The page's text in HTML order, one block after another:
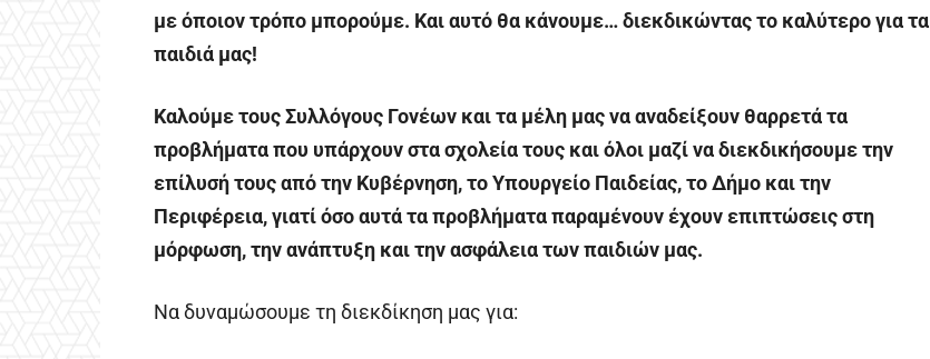
με όποιον τρόπο μπορούμε. Και αυτό θα κάνουμε… διεκδικώντας το καλύτερο για τα
παιδιά μας!
Καλούμε τους Συλλόγους Γονέων και τα μέλη μας να αναδείξουν θαρρετά τα
προβλήματα που υπάρχουν στα σχολεία τους και όλοι μαζί να διεκδικήσουμε την
επίλυσή τους από την Κυβέρνηση, το Υπουργείο Παιδείας, το Δήμο και την
Περιφέρεια, γιατί όσο αυτά τα προβλήματα παραμένουν έχουν επιπτώσεις στη
μόρφωση, την ανάπτυξη και την ασφάλεια των παιδιών μας.
Να δυναμώσουμε τη διεκδίκηση μας για: